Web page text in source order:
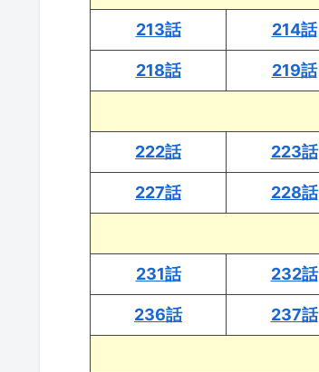
213話 214話
218話 219話
222話 223話
227話 228話
231話 232話
236話 237話